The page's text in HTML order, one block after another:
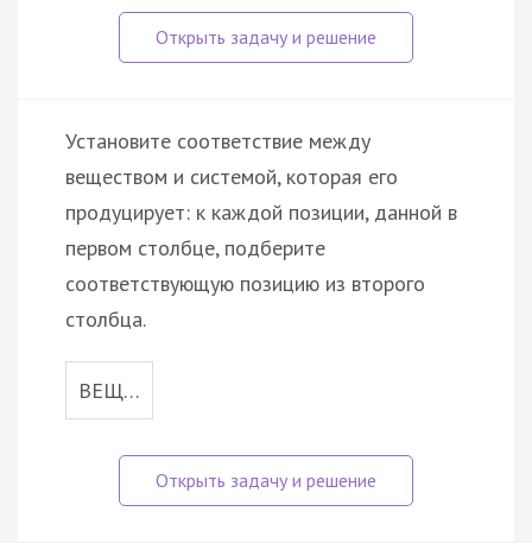
Установите соответствие между
веществом и системой, которая его
продуцирует: к каждой позиции, данной в
первом столбце, подберите
соответствующую позицию из второго
столбца.
ВЕЩ…